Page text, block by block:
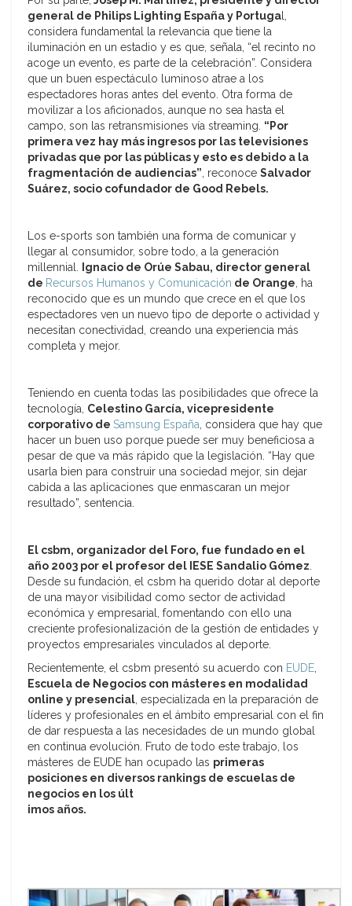
general de Philips Lighting España y Portugal,
considera fundamental la relevancia que tiene la
iluminación en un estadio y es que, señala, “el recinto no
acoge un evento, es parte de la celebración”. Considera
que un buen espectáculo luminoso atrae a los
espectadores horas antes del evento. Otra forma de
movilizar a los aficionados, aunque no sea hasta el
campo, son las retransmisiones vía streaming. “Por
primera vez hay más ingresos por las televisiones
privadas que por las públicas y esto es debido a la
fragmentación de audiencias”, reconoce Salvador
Suárez, socio cofundador de Good Rebels.
Los e-sports son también una forma de comunicar y
llegar al consumidor, sobre todo, a la generación
millennial.
Ignacio de Orúe Sabau, director general
de Recursos Humanos y Comunicación de Orange, ha
reconocido que es un mundo que crece en el que los
espectadores ven un nuevo tipo de deporte o actividad y
necesitan conectividad, creando una experiencia más
completa y mejor.
Teniendo en cuenta todas las posibilidades que ofrece la
tecnología, Celestino García, vicepresidente
corporativo de Samsung España, considera que hay que
hacer un buen uso porque puede ser muy beneficiosa a
pesar de que va más rápido que la legislación. “Hay que
usarla bien para construir una sociedad mejor, sin dejar
cabida a las aplicaciones que enmascaran un mejor
resultado”, sentencia.
El csbm, organizador del Foro, fue fundado en el
año 2003 por el profesor del IESE Sandalio Gómez.
Desde su fundación, el csbm ha querido dotar al deporte
de una mayor visibilidad como sector de actividad
económica y empresarial, fomentando con ello una
creciente profesionalización de la gestión de entidades y
proyectos empresariales vinculados al deporte.
Recientemente, el csbm presentó su acuerdo con EUDE,
Escuela de Negocios con másteres en modalidad
online y presencial, especializada en la preparación de
líderes y profesionales en el ámbito empresarial con el fin
de dar respuesta a las necesidades de un mundo global
en continua evolución. Fruto de todo este trabajo, los
másteres de EUDE han ocupado las primeras
posiciones en diversos rankings de escuelas de
negocios en los últ
imos años.